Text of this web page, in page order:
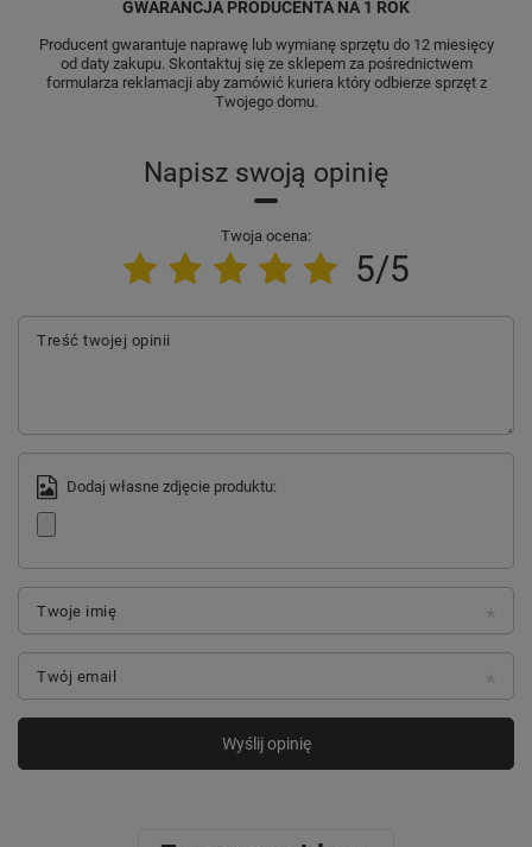
GWARANCJA PRODUCENTA NA 1 ROK
Producent gwarantuje naprawę lub wymianę sprzętu do 12 miesięcy
od daty zakupu. Skontaktuj się ze sklepem za pośrednictwem
formularza reklamacji aby zamówić kuriera który odbierze sprzęt z
Twojego domu.
Napisz swoją opinię
Twoja ocena:
5/5
Treść twojej opinii
Dodaj własne zdjęcie produktu:
Twoje imię
Twój email
Wyślij opinię